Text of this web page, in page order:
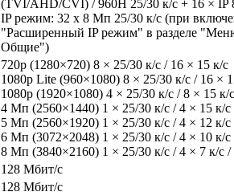
(TVI/AHD/CVI) / 960H 25/30 к/с + 16 × IP
IP режим: 32 х 8 Мп 25/30 к/с (при
"Расширенный IP режим" в разделе
Общие")
720p (1280×720) 8 × 25/30 к/с / 16 × 15 к/с
1080p Lite (960×1080) 8 × 25/30 к/с / 16 ×
1080р (1920×1080) 4 × 25/30 к/с / 8 × 15 к/
4 Мп (2560×1440) 1 × 25/30 к/с / 4 × 15 к/с
5 Мп (2560×1920) 1 × 25/30 к/с / 4 × 12 к/с
6 Мп (3072×2048) 1 × 25/30 к/с / 4 × 10 к/с
8 Мп (3840×2160) 1 × 25/30 к/с / 4 × 7 к/с /
128 Мбит/с
128 Мбит/с